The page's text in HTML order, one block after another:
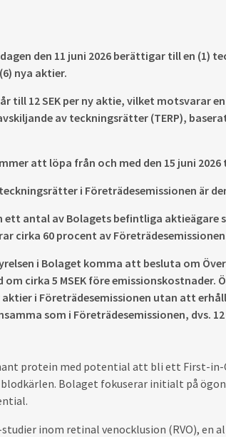
den 11 juni 2026 berättigar till en (1)
nya aktier.
till 12 SEK per ny aktie, vilket motsvarar
av teckningsrätter (TERP),
att löpa från och med den 15 juni 2026
i Företrädesemissionen är
antal av Bolagets befintliga aktieägare
cirka 60 procent av
i Bolaget komma att besluta om
om cirka 5 MSEK före
i Företrädesemissionen utan att
som i Företrädesemissionen, dvs. 12
protein med potential att bli ett First-in-
Bolaget fokuserar initialt på
inom retinal venocklusion (RVO), en